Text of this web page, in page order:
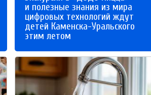
и полезные знания из мира
цифровых технологий ждут
детей Каменска-Уральского
этим летом